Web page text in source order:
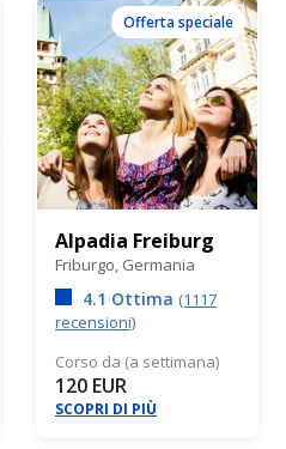
Offerta speciale
Alpadia Freiburg
Friburgo, Germania
4.1 Ottima (1117
recensioni)
Corso da (a settimana)
120 EUR
SCOPRI DI PIÙ